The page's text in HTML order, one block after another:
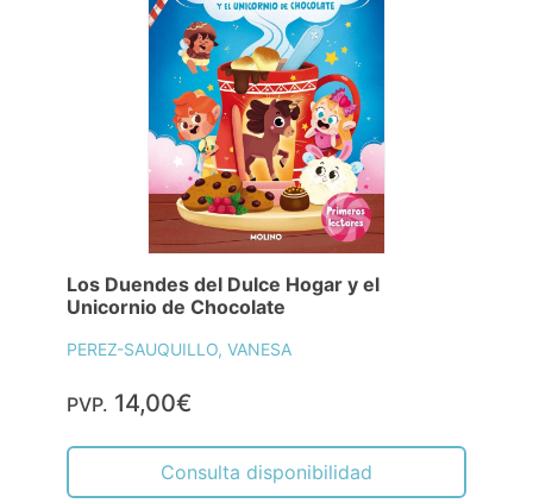
Los Duendes del Dulce Hogar y el
Unicornio de Chocolate
PEREZ-SAUQUILLO, VANESA
PVP. 14,00€
Consulta disponibilidad